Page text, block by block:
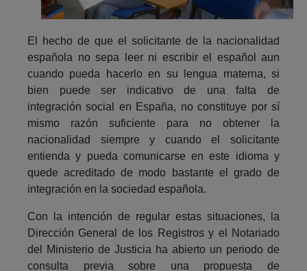
El hecho de que el solicitante de la nacionalidad
española no sepa leer ni escribir el español aun
cuando pueda hacerlo en su lengua materna, si
bien puede ser indicativo de una falta de
integración social en España, no constituye por sí
mismo razón suficiente para no obtener la
nacionalidad siempre y cuando el solicitante
entienda y pueda comunicarse en este idioma y
quede acreditado de modo bastante el grado de
integración en la sociedad española.
Con la intención de regular estas situaciones, la
Dirección General de los Registros y el Notariado
del Ministerio de Justicia ha abierto un periodo de
consulta previa sobre una propuesta de